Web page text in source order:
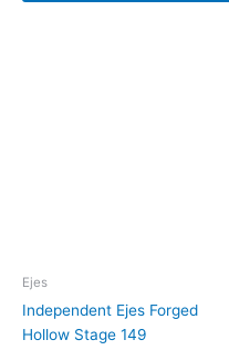
Ejes
Independent Ejes Forged
Hollow Stage 149